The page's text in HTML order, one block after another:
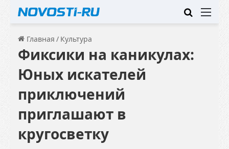
Искать
Главная / Культура
Фиксики на каникулах:
Юных искателей
приключений
приглашают в
кругосветку